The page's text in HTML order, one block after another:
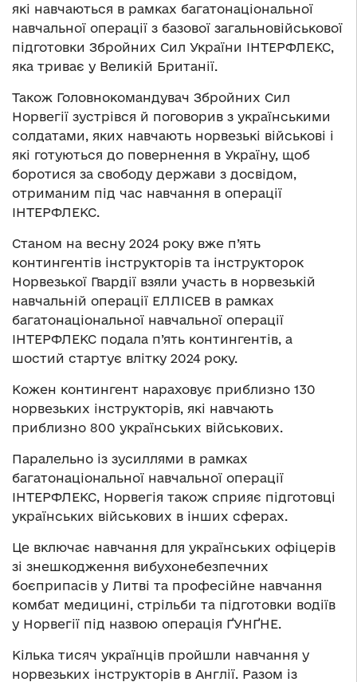
які навчаються в рамках багатонаціональної
навчальної операції з базової загальновійськової
підготовки Збройних Сил України ІНТЕРФЛЕКС,
яка триває у Великій Британії.
Також Головнокомандувач Збройних Сил
Норвегії зустрівся й поговорив з українськими
солдатами, яких навчають норвезькі військові і
які готуються до повернення в Україну, щоб
боротися за свободу держави з досвідом,
отриманим під час навчання в операції
ІНТЕРФЛЕКС.
Станом на весну 2024 року вже п’ять
контингентів інструкторів та інструкторок
Норвезької Гвардії взяли участь в норвезькій
навчальній операції ЕЛЛІСЕВ в рамках
багатонаціональної навчальної операції
ІНТЕРФЛЕКС подала п’ять контингентів, а
шостий стартує влітку 2024 року.
Кожен контингент нараховує приблизно 130
норвезьких інструкторів, які навчають
приблизно 800 українських військових.
Паралельно із зусиллями в рамках
багатонаціональної навчальної операції
ІНТЕРФЛЕКС, Норвегія також сприяє підготовці
українських військових в інших сферах.
Це включає навчання для українських офіцерів
зі знешкодження вибухонебезпечних
боєприпасів у Литві та професійне навчання
комбат медицині, стрільби та підготовки водіїв
у Норвегії під назвою операція ҐУНҐНЕ.
Кілька тисяч українців пройшли навчання у
норвезьких інструкторів в Англії. Разом із